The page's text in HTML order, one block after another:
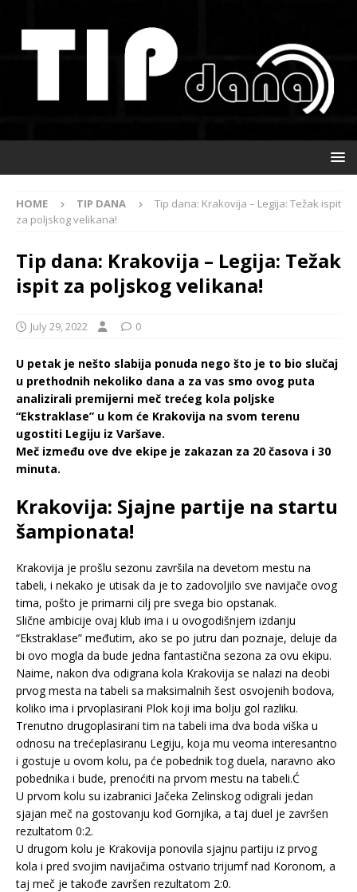
HOME TIP DANA
Tip dana: Krakovija – Legija: Težak ispit
za poljskog velikana!
Tip dana: Krakovija – Legija: Težak
ispit za poljskog velikana!
July 29, 2022 0
U petak je nešto slabija ponuda nego što je to bio slučaj
u prethodnih nekoliko dana a za vas smo ovog puta
analizirali premijerni meč trećeg kola poljske
“Ekstraklase” u kom će Krakovija na svom terenu
ugostiti Legiju iz Varšave.
Meč između ove dve ekipe je zakazan za 20 časova i 30
minuta.
Krakovija: Sjajne partije na startu
šampionata!
Krakovija je prošlu sezonu završila na devetom mestu na
tabeli, i nekako je utisak da je to zadovoljilo sve navijače ovog
tima, pošto je primarni cilj pre svega bio opstanak.
Slične ambicije ovaj klub ima i u ovogodišnjem izdanju
“Ekstraklase” međutim, ako se po jutru dan poznaje, deluje da
bi ovo mogla da bude jedna fantastična sezona za ovu ekipu.
Naime, nakon dva odigrana kola Krakovija se nalazi na deobi
prvog mesta na tabeli sa maksimalnih šest osvojenih bodova,
koliko ima i prvoplasirani Plok koji ima bolju gol razliku.
Trenutno drugoplasirani tim na tabeli ima dva boda viška u
odnosu na trećeplasiranu Legiju, koja mu veoma interesantno
i gostuje u ovom kolu, pa će pobednik tog duela, naravno ako
pobednika i bude, prenoćiti na prvom mestu na tabeli.Ć
U prvom kolu su izabranici Jačeka Zelinskog odigrali jedan
sjajan meč na gostovanju kod Gornjika, a taj duel je završen
rezultatom 0:2.
U drugom kolu je Krakovija ponovila sjajnu partiju iz prvog
kola i pred svojim navijačima ostvario trijumf nad Koronom, a
taj meč je takođe završen rezultatom 2:0.